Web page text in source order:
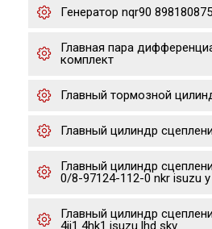
Генератор nqr90
Главная пара
комплект
Главный тормозной
Главный цилиндр
Главный цилиндр
0/8-97124-112-0 nkr isuzu
Главный цилиндр
4jj1 4hk1 isuzu lhd skv